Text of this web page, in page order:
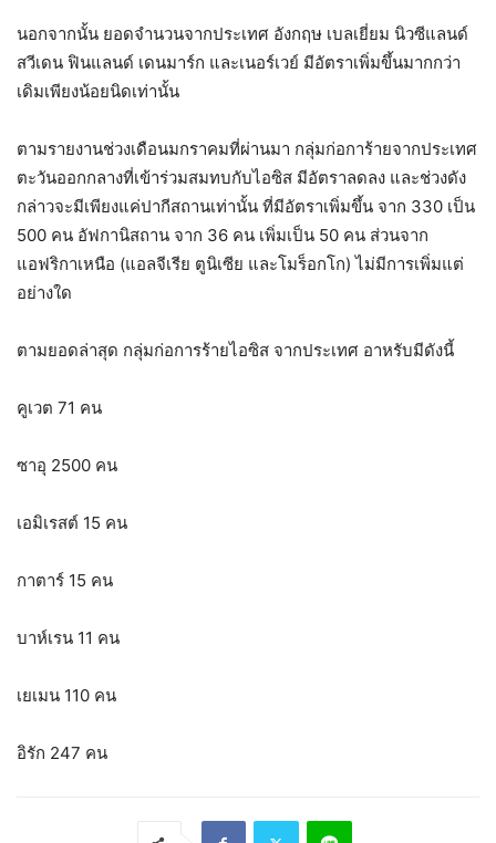
นอกจากนั้น ยอดจำนวนจากประเทศ อังกฤษ เบลเยี่ยม นิวซีแลนด์
สวีเดน ฟินแลนด์ เดนมาร์ก และเนอร์เวย์ มีอัตราเพิ่มขึ้นมากกว่า
เดิมเพียงน้อยนิดเท่านั้น
ตามรายงานช่วงเดือนมกราคมที่ผ่านมา กลุ่มก่อการ้ายจากประเทศ
ตะวันออกกลางที่เข้าร่วมสมทบกับไอซิส มีอัตราลดลง และช่วงดัง
กล่าวจะมีเพียงแค่ปากีสถานเท่านั้น ที่มีอัตราเพิ่มขึ้น จาก 330 เป็น
500 คน อัฟกานิสถาน จาก 36 คน เพิ่มเป็น 50 คน ส่วนจาก
แอฟริกาเหนือ (แอลจีเรีย ตูนิเซีย และโมร็อกโก) ไม่มีการเพิ่มแต่
อย่างใด
ตามยอดล่าสุด กลุ่มก่อการร้ายไอซิส จากประเทศ อาหรับมีดังนี้
คูเวต 71 คน
ซาอุ 2500 คน
เอมิเรสต์ 15 คน
กาตาร์ 15 คน
บาห์เรน 11 คน
เยเมน 110 คน
อิรัก 247 คน